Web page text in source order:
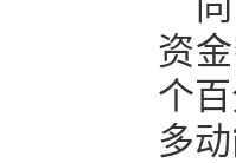
资
个
多